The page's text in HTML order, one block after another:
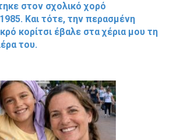
στον σχολικό χορό
Και τότε, την περασμένη
κορίτσι έβαλε στα χέρια μου τη
του.